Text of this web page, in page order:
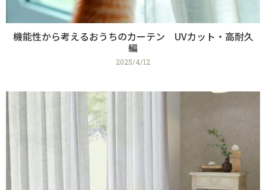
機能性から考えるおうちのカーテン UVカット・高耐久
編
2025/4/12